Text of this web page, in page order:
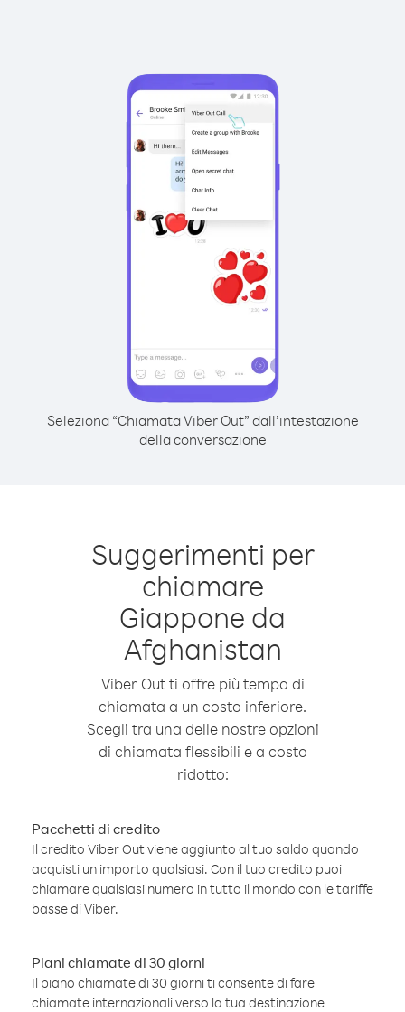
Seleziona “Chiamata Viber Out” dall’intestazione
della conversazione
Suggerimenti per
chiamare
Giappone da
Afghanistan
Viber Out ti offre più tempo di
chiamata a un costo inferiore.
Scegli tra una delle nostre opzioni
di chiamata flessibili e a costo
ridotto:
Pacchetti di credito
Il credito Viber Out viene aggiunto al tuo saldo quando
acquisti un importo qualsiasi. Con il tuo credito puoi
chiamare qualsiasi numero in tutto il mondo con le tariffe
basse di Viber.
Piani chiamate di 30 giorni
Il piano chiamate di 30 giorni ti consente di fare
chiamate internazionali verso la tua destinazione